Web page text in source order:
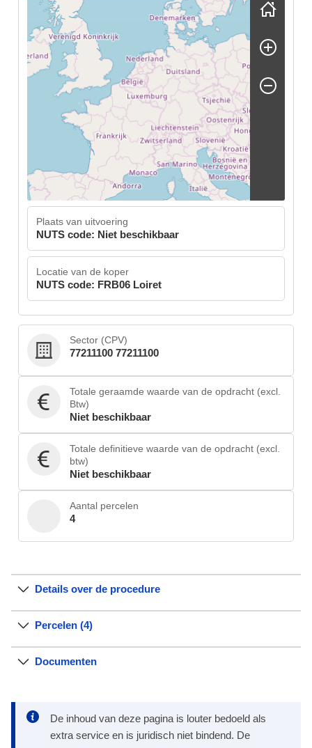
Plaats van uitvoering
NUTS code: Niet beschikbaar
Locatie van de koper
NUTS code: FRB06 Loiret
Sector (CPV)
77211100 77211100
Totale geraamde waarde van de opdracht (excl.
Btw)
Niet beschikbaar
Totale definitieve waarde van de opdracht (excl.
btw)
Niet beschikbaar
Aantal percelen
4
Details over de procedure
Percelen (4)
Documenten
De inhoud van deze pagina is louter bedoeld als
extra service en is juridisch niet bindend. De